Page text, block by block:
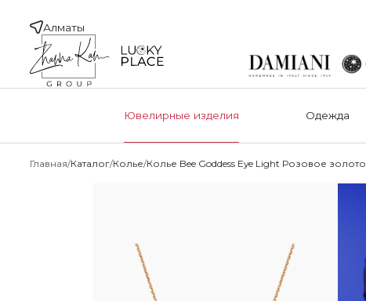
Алматы
Ювелирные изделия Одежда
Главная Каталог Колье Колье Bee Goddess Eye Light Розовое золото